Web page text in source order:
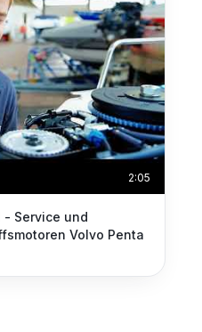
2:05
- Service und
Volvo Penta